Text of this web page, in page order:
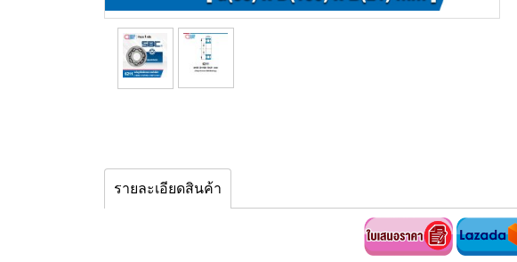
รายละเอียดสินค้า